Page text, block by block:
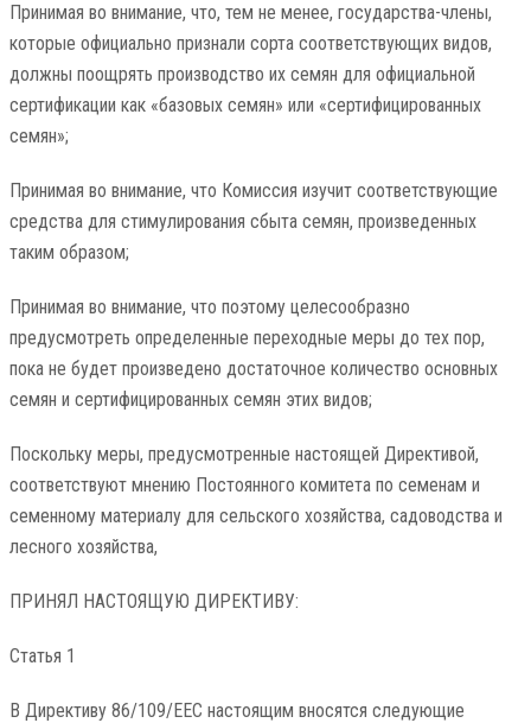
Принимая во внимание, что, тем не менее, государства-члены,
которые официально признали сорта соответствующих видов,
должны поощрять производство их семян для официальной
сертификации как «базовых семян» или «сертифицированных
семян»;
Принимая во внимание, что Комиссия изучит соответствующие
средства для стимулирования сбыта семян, произведенных
таким образом;
Принимая во внимание, что поэтому целесообразно
предусмотреть определенные переходные меры до тех пор,
пока не будет произведено достаточное количество основных
семян и сертифицированных семян этих видов;
Поскольку меры, предусмотренные настоящей Директивой,
соответствуют мнению Постоянного комитета по семенам и
семенному материалу для сельского хозяйства, садоводства и
лесного хозяйства,
ПРИНЯЛ НАСТОЯЩУЮ ДИРЕКТИВУ:
Статья 1
В Директиву 86/109/EEC настоящим вносятся следующие